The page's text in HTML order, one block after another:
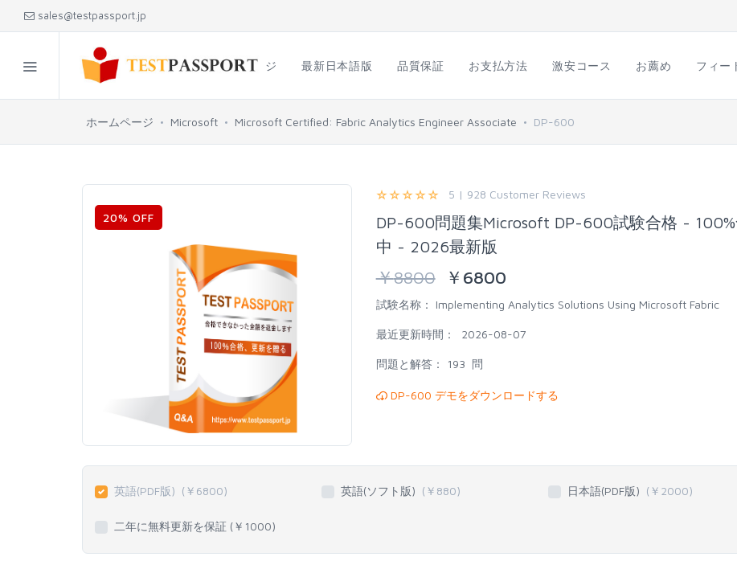
sales@testpassport.jp
ホームページ 最新日本語版 品質保証 お支払方法 激安コース お薦め フィー
ホームページ Microsoft Microsoft Certified: Fabric Analytics Engineer Associate DP-600
20% OFF
5 | 928 Customer Reviews
DP-600問題集Microsoft DP-600試験合格 -
中 - 2026最新版
￥8800￥ 6800
試験名称： Implementing Analytics Solutions Using Microsoft Fabric
最近更新時間： 2026-08-07
問題と解答： 193 問
DP-600 デモをダウンロードする
英語(PDF版) (￥ 6800) 英語(ソフト版) (￥ 880) 日本語(PDF版) (￥ 2000)
二年に無料更新を保証 (￥ 1000)